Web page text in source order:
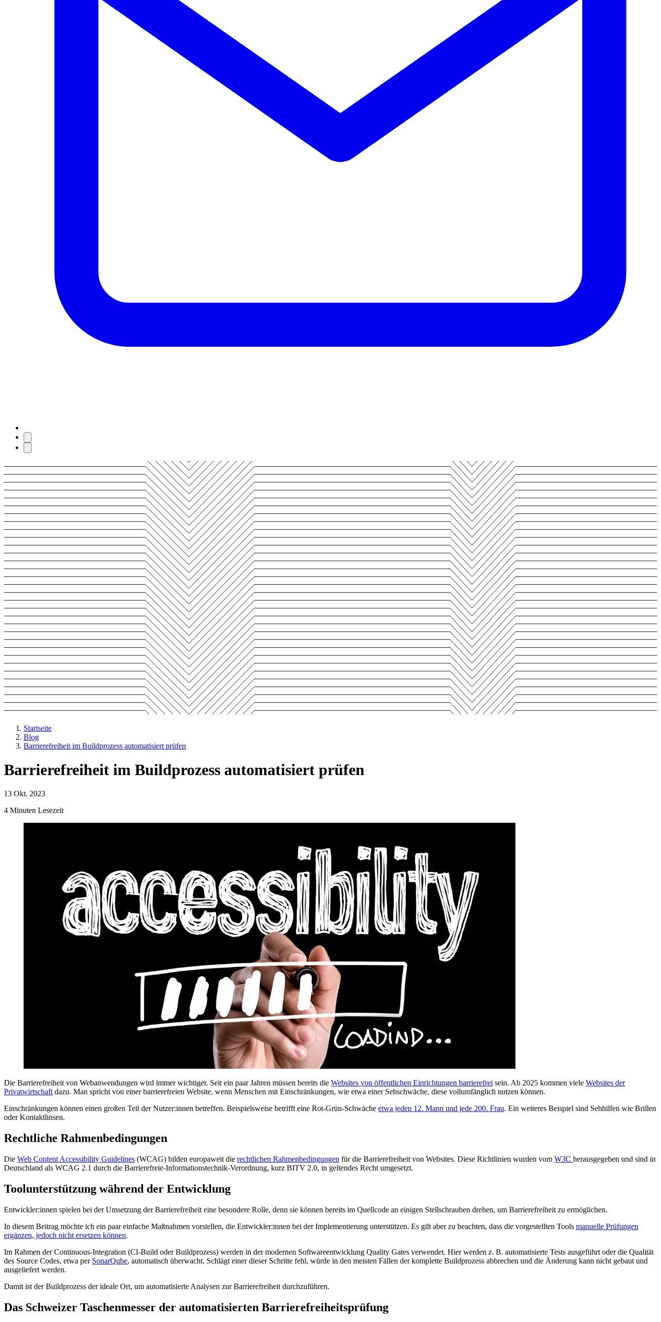
Startseite
Blog
Barrierefreiheit im Buildprozess automatisiert prüfen
Barrierefreiheit im Buildprozess automatisiert prüfen
13 Okt. 2023
4 Minuten Lesezeit
Die Barrierefreiheit von Webanwendungen wird immer wichtiger. Seit ein paar Jahren müssen bereits die Websites von öffentlichen Einrichtungen barrierefrei sein. Ab 2025 kommen viele Websites der
Privatwirtschaftdazu. Man spricht von einer barrierefreien Website, wenn Menschen mit Einschränkungen, wie etwa einer Sehschwäche, diese vollumfänglich nutzen können.
Einschränkungen können einen großen Teil der Nutzer:innen betreffen. Beispielsweise betrifft eine Rot-Grün-Schwäche etwa jeden 12. Mann und jede 200. Frau. Ein weiteres Beispiel sind Sehhilfen wie Brillen
oder Kontaktlinsen.
Rechtliche Rahmenbedingungen
Die Web Content Accessibility Guidelines (WCAG) bilden europaweit die rechtlichen Rahmenbedingungen für die Barrierefreiheit von Websites. Diese Richtlinien wurden vom W3C herausgegeben und sind in
Deutschland als WCAG 2.1 durch die Barrierefreie-Informationstechnik-Verordnung, kurz BITV 2.0, in geltendes Recht umgesetzt.
Toolunterstützung während der Entwicklung
Entwickler:innen spielen bei der Umsetzung der Barrierefreiheit eine besondere Rolle, denn sie können bereits im Quellcode an einigen Stellschrauben drehen, um Barrierefreiheit zu ermöglichen.
In diesem Beitrag möchte ich ein paar einfache Maßnahmen vorstellen, die Entwickler:innen bei der Implementierung unterstützen. Es gilt aber zu beachten, dass die vorgestellten Tools manuelle Prüfungen
ergänzen, jedoch nicht ersetzen können.
Im Rahmen der Continuous-Integration (CI-Build oder Buildprozess) werden in der modernen Softwareentwicklung Quality Gates verwendet. Hier werden z. B. automatisierte Tests ausgeführt oder die Qualität
des Source Codes, etwa per SonarQube, automatisch überwacht. Schlägt einer dieser Schritte fehl, würde in den meisten Fällen der komplette Buildprozess abbrechen und die Änderung kann nicht gebaut und
ausgeliefert werden.
Damit ist der Buildprozess der ideale Ort, um automatisierte Analysen zur Barrierefreiheit durchzuführen.
Das Schweizer Taschenmesser der automatisierten Barrierefreiheitsprüfung